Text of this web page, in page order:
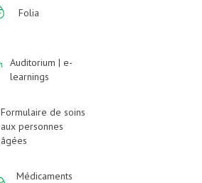
Folia
Auditorium | e-
learnings
Formulaire de soins
aux personnes
âgées
Médicaments